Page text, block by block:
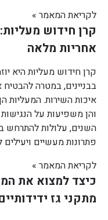
לקריאת המאמר »
קרן חידוש
אחריות מלאה
קרן חידוש מעליות היא
בבניינים, במטרה
איכות השירות. המעליות
והן משפיעות על הנגישות
השנים, עלולות להתרחש
פתרונות מעשיים
לקריאת המאמר »
כיצד למצוא את
מתקני גז